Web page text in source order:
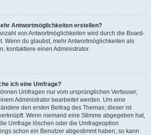
Antwortmöglichkeiten erstellen?
von Antwortmöglichkeiten wird durch die Board-
Wenn du glaubst, mehr Antwortmöglichkeiten als
kontaktiere einen Administrator.
ich eine Umfrage?
Umfragen nur vom ursprünglichen Verfasser,
Administrator bearbeitet werden. Um eine
den ersten Beitrag des Themas; dieser ist
Wenn niemand eine Stimme abgegeben hat,
Umfrage löschen oder die Umfrageoption
schon ein Benutzer abgestimmt haben, so kann